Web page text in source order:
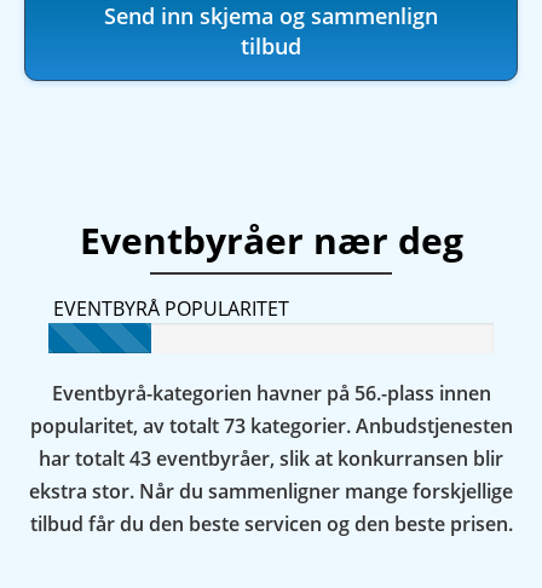
Send inn skjema og sammenlign
tilbud
Eventbyråer nær deg
EVENTBYRÅ POPULARITET
Eventbyrå-kategorien havner på 56.-plass innen
popularitet, av totalt 73 kategorier. Anbudstjenesten
har totalt 43 eventbyråer, slik at konkurransen blir
ekstra stor. Når du sammenligner mange forskjellige
tilbud får du den beste servicen og den beste prisen.